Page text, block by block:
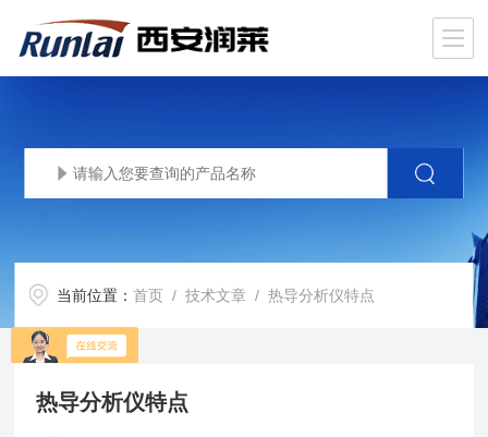
当前位置：首页 /技术文章 / 热导分析仪特点
热导分析仪特点